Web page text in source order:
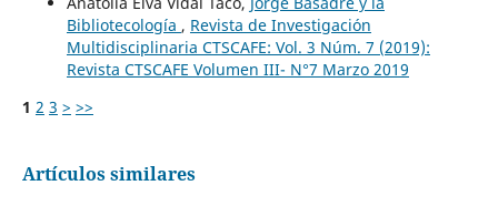
Bibliotecología , Revista de Investigación
Multidisciplinaria CTSCAFE: Vol. 3 Núm. 7 (2019):
Revista CTSCAFE Volumen III- N°7 Marzo 2019
1 2 3 > >>
Artículos similares